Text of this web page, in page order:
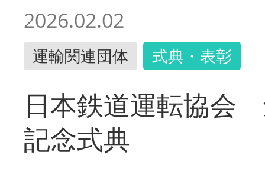
2026.02.02
運輸関連団体 式典・表彰
日本鉄道運転協会
記念式典